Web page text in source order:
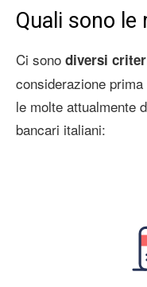
Quali sono le
Ci sono diversi
considerazione
le molte attualmente
bancari italiani: